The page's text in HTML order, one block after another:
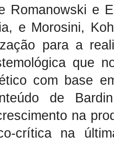
Romanowski e
e Morosini,
para a
que
com base
de
na
crítica na